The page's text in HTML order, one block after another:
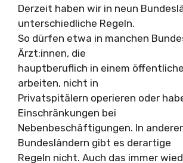
Derzeit haben wir in neun
unterschiedliche Regeln.
So dürfen etwa in manchen
Ärzt:innen, die
hauptberuflich in einem
arbeiten, nicht in
Privatspitälern operieren oder
Einschränkungen bei
Nebenbeschäftigungen. In
Bundesländern gibt es derartige
Regeln nicht. Auch das immer